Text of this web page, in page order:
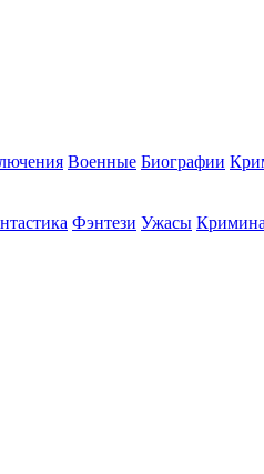
Военные Биографии
Фэнтези Ужасы